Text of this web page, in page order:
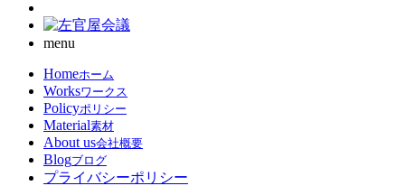
menu
Homeホーム
Worksワークス
Policyポリシー
Material素材
About us会社概要
Blogブログ
プライバシーポリシー